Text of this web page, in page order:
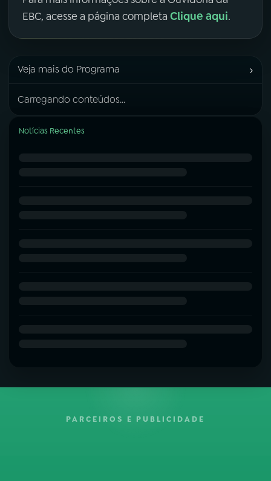
EBC, acesse a página completa Clique aqui.
Veja mais do Programa ›
Carregando conteúdos...
Notícias Recentes
PARCEIROS E PUBLICIDADE